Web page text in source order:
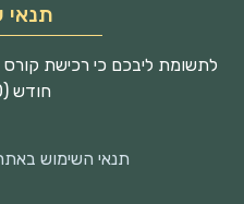
תנאי
לתשומת ליבכם כי רכישת
חודש (30 יום).
תנאי השימוש